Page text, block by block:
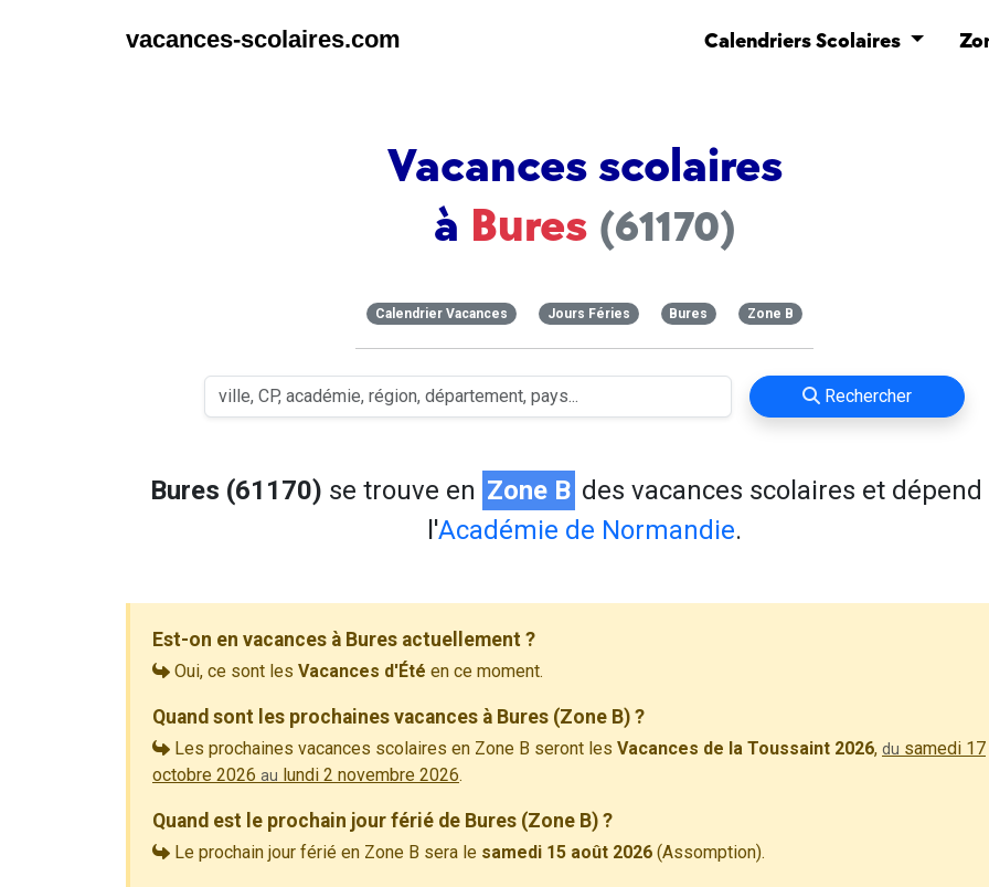
vacances-scolaires.com Calendriers Scolaires
Vacances scolaires
à Bures (61170)
Calendrier Vacances Jours Féries Bures Zone B
Rechercher
Bures (61170) se trouve en Zone B des vacances scolaires et dépend
l'Académie de Normandie.
Est-on en vacances à Bures actuellement ?
Oui, ce sont les Vacances d'Été en ce moment.
Quand sont les prochaines vacances à Bures (Zone B) ?
Les prochaines vacances scolaires en Zone B seront les Vacances de la Toussaint 2026, du samedi 17
octobre 2026 au lundi 2 novembre 2026.
Quand est le prochain jour férié de Bures (Zone B) ?
Le prochain jour férié en Zone B sera le samedi 15 août 2026 (Assomption).